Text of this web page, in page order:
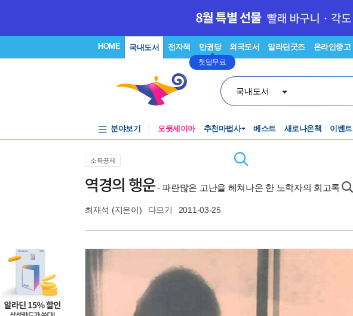
HOME 국내도서 전자책 만권당
첫달무료
외국도서 알라딘굿즈 온라인중고
국내도서
분야보기 오뒷세이아 추천마법사 베스트 새로나온책 이벤트
소득공제
역경의 행운- 파란많은 고난을 헤쳐나온 한 노학자의 회고록
최재석 (지은이) 다므기 2011-03-25